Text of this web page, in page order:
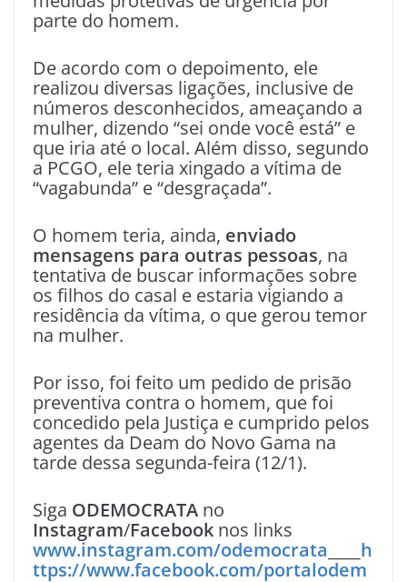
parte do homem.
De acordo com o depoimento, ele
realizou diversas ligações, inclusive de
números desconhecidos, ameaçando a
mulher, dizendo “sei onde você está” e
que iria até o local. Além disso, segundo
a PCGO, ele teria xingado a vítima de
“vagabunda” e “desgraçada”.
O homem teria, ainda, enviado
mensagens para outras pessoas, na
tentativa de buscar informações sobre
os filhos do casal e estaria vigiando a
residência da vítima, o que gerou temor
na mulher.
Por isso, foi feito um pedido de prisão
preventiva contra o homem, que foi
concedido pela Justiça e cumprido pelos
agentes da Deam do Novo Gama na
tarde dessa segunda-feira (12/1).
Siga ODEMOCRATA no
Instagram/Facebook nos links
www.instagram.com/odemocrata
h
ttps://www.facebook.com/portalodem